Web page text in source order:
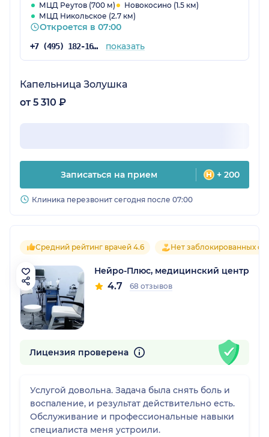
МЦД Реутов (700 м)
Новокосино (1.5 км)
МЦД Никольское (2.7 км)
Откроется в 07:00
+7 (495) 182-16-82 показать
Капельница Золушка
от 5 310 ₽
Записаться на прием + 200
Клиника перезвонит сегодня после 07:00
Средний рейтинг врачей 4.6 Нет заблокированных
Нейро-Плюс, медицинский центр
4.7 68 отзывов
Лицензия проверена
Услугой довольна. Задача была снять боль и
воспаление, и результат действительно есть.
Обслуживание и профессиональные навыки
специалиста меня устроили.